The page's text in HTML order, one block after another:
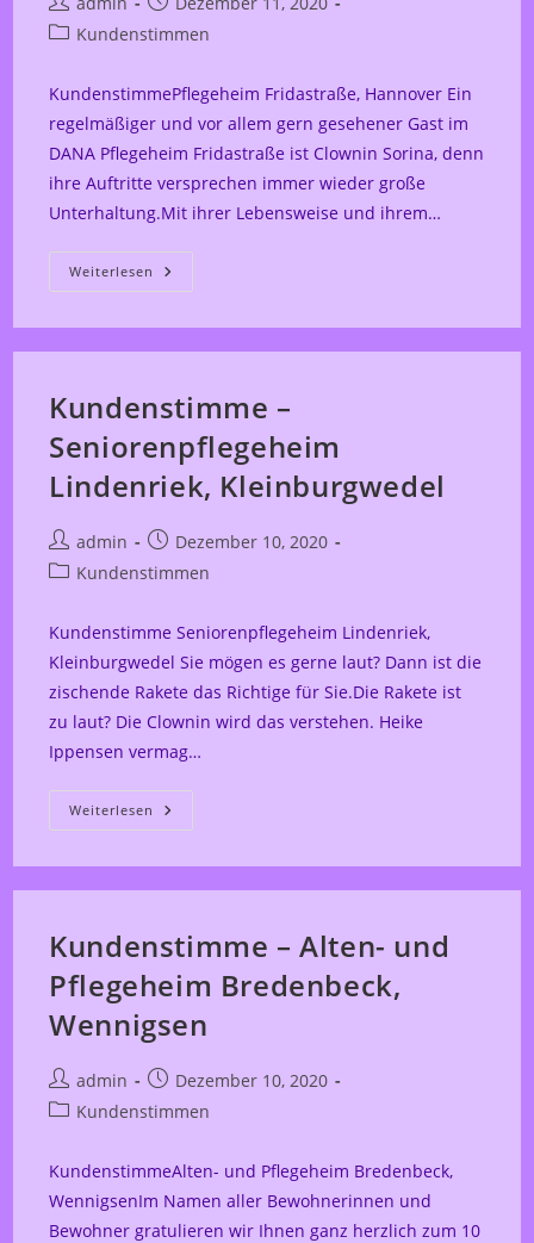
Autor:
veröffentlicht:
Beitrags-
Kundenstimmen
KundenstimmePflegeheim Fridastraße, Hannover Ein
regelmäßiger und vor allem gern gesehener Gast im
DANA Pflegeheim Fridastraße ist Clownin Sorina, denn
ihre Auftritte versprechen immer wieder große
Unterhaltung.Mit ihrer Lebensweise und ihrem…
Weiterlesen Kundenstimme
–
Kundenstimme –
Seniorenpflegeheim
Lindenriek, Kleinburgwedel
Beitrags-
Autor:
admin
Beitrag
veröffentlicht:
Dezember 10, 2020
Beitrags-
Kundenstimmen
Kundenstimme Seniorenpflegeheim Lindenriek,
Kleinburgwedel Sie mögen es gerne laut? Dann ist die
zischende Rakete das Richtige für Sie.Die Rakete ist
zu laut? Die Clownin wird das verstehen. Heike
Ippensen vermag…
Weiterlesen Kundenstimme
–
Kundenstimme – Alten- und
Pflegeheim Bredenbeck,
Wennigsen
Beitrags-
Autor:
admin
Beitrag
veröffentlicht:
Dezember 10, 2020
Beitrags-
Kundenstimmen
KundenstimmeAlten- und Pflegeheim Bredenbeck,
WennigsenIm Namen aller Bewohnerinnen und
Bewohner gratulieren wir Ihnen ganz herzlich zum 10